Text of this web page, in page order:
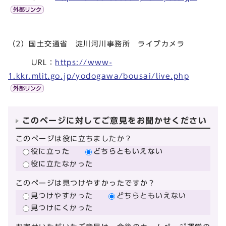
（2）国土交通省 淀川河川事務所 ライブカメラ
URL： https://www-
1.kkr.mlit.go.jp/yodogawa/bousai/live.php
このページに対してご意見をお聞かせください
このページは役に立ちましたか？
役に立った
どちらともいえない
役に立たなかった
このページは見つけやすかったですか？
見つけやすかった
どちらともいえない
見つけにくかった